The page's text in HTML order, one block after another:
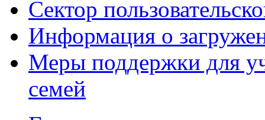
Сектор
Информация о
Меры поддержки для
семей